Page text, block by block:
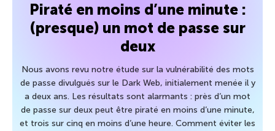
Piraté en moins d’une minute :
(presque) un mot de passe sur
deux
Nous avons revu notre étude sur la vulnérabilité des mots
de passe divulgués sur le Dark Web, initialement menée il y
a deux ans. Les résultats sont alarmants : près d’un mot
de passe sur deux peut être piraté en moins d’une minute,
et trois sur cinq en moins d’une heure. Comment éviter les